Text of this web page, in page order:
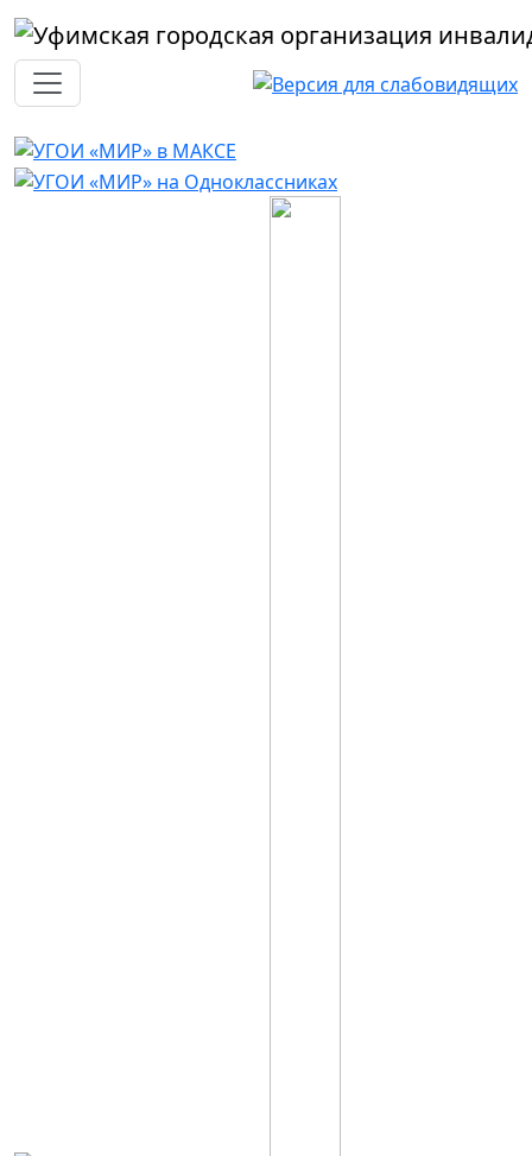
Перейти к основному содержанию